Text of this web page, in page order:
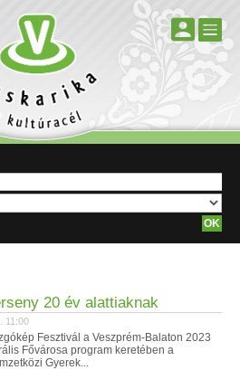
20 év alattiaknak
11:00
Fesztivál a Veszprém-Balaton 2023
Fővárosa program keretében a
Gyerek...